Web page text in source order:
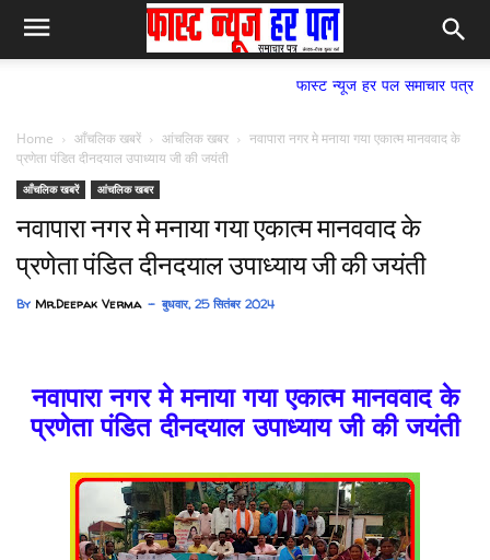
फास्ट न्यूज हर पल समाचार पत्र,
Home आँचलिक खबरें आंचलिक खबर
नवापारा नगर मे मनाया गया एकात्म मानववाद के
प्रणेता पंडित दीनदयाल उपाध्याय जी की जयंती
आँचलिक खबरें आंचलिक खबर
नवापारा नगर मे मनाया गया एकात्म मानववाद के
प्रणेता पंडित दीनदयाल उपाध्याय जी की जयंती
By Mr.Deepak Verma बुधवार, 25 सितंबर 2024
नवापारा नगर मे मनाया गया एकात्म मानववाद के
प्रणेता पंडित दीनदयाल उपाध्याय जी की जयंती